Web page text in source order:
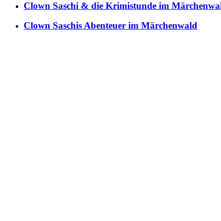
Clown Saschi & die Krimistunde im
Clown Saschis Abenteuer im Märchenwald